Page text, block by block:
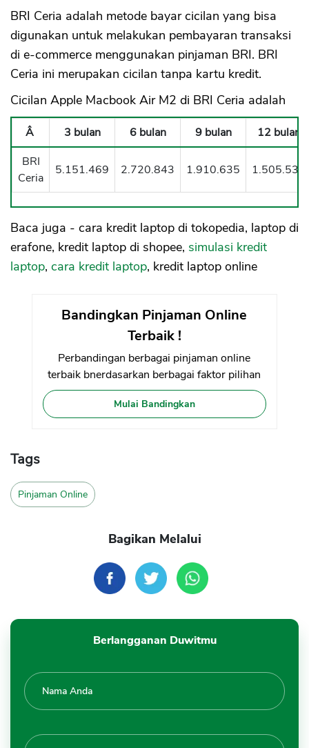
BRI Ceria adalah metode bayar cicilan yang bisa
digunakan untuk melakukan pembayaran transaksi
di e-commerce menggunakan pinjaman BRI. BRI
Ceria ini merupakan cicilan tanpa kartu kredit.
Cicilan Apple Macbook Air M2 di BRI Ceria adalah
Â 3 bulan 6 bulan 9 bulan
12 bulan
BRI
Ceria
5.151.469 2.720.843 1.910.635 1.505.530
Baca juga - cara kredit laptop di tokopedia, laptop di
erafone, kredit laptop di shopee, simulasi kredit
laptop, cara kredit laptop, kredit laptop online
Bandingkan Pinjaman Online
Terbaik !
Perbandingan berbagai pinjaman online
terbaik bnerdasarkan berbagai faktor pilihan
Mulai Bandingkan
Tags
Pinjaman Online
Bagikan Melalui
Berlangganan Duwitmu